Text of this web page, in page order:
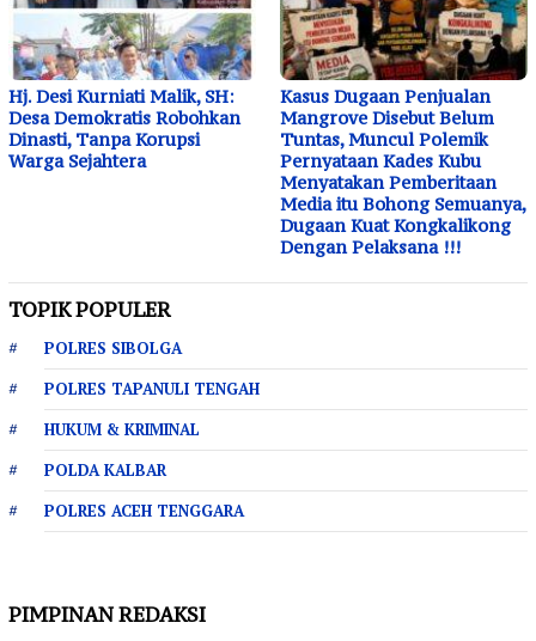
Hj. Desi Kurniati Malik, SH:
Desa Demokratis Robohkan
Dinasti, Tanpa Korupsi
Warga Sejahtera
Kasus Dugaan Penjualan
Mangrove Disebut Belum
Tuntas, Muncul Polemik
Pernyataan Kades Kubu
Menyatakan Pemberitaan
Media itu Bohong Semuanya,
Dugaan Kuat Kongkalikong
Dengan Pelaksana !!!
TOPIK POPULER
POLRES SIBOLGA
POLRES TAPANULI TENGAH
HUKUM & KRIMINAL
POLDA KALBAR
POLRES ACEH TENGGARA
PIMPINAN REDAKSI